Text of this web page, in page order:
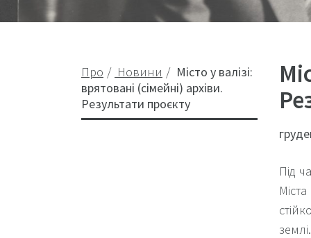
Про Новини
Місто у валізі:
врятовані (сімейні) архіви.
Результати проєкту
Під